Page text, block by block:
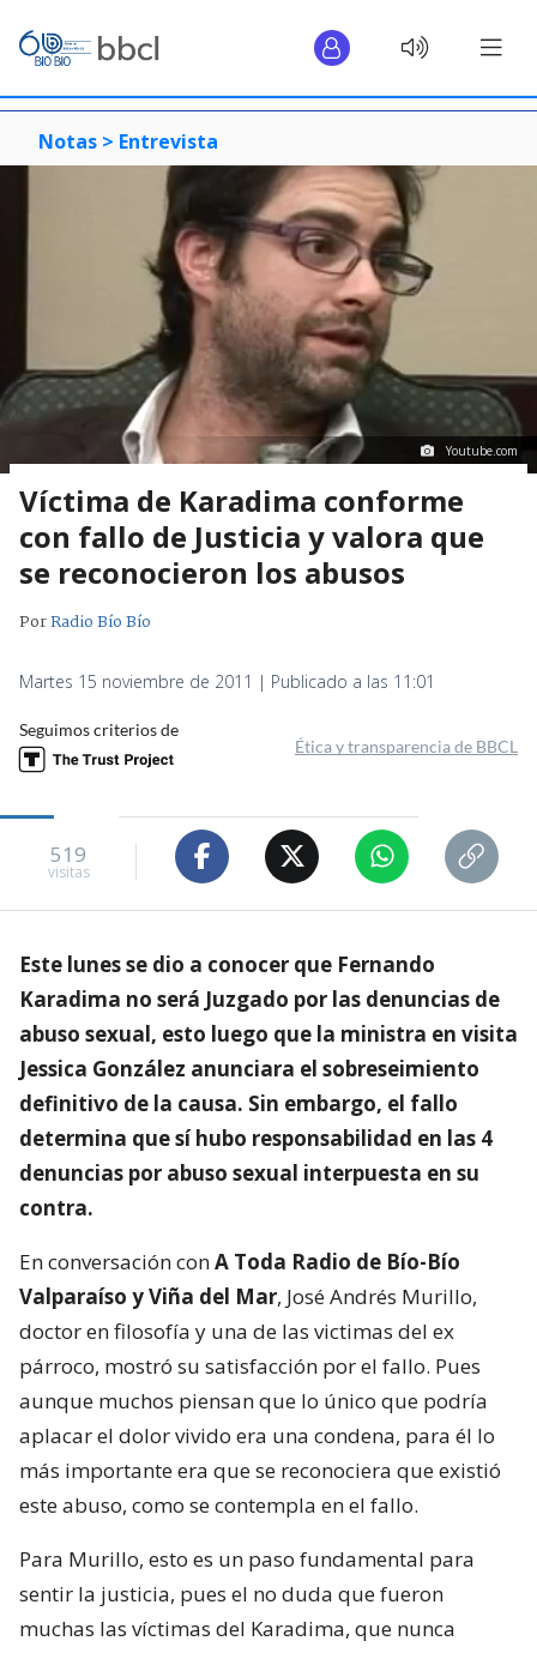
Notas > Entrevista
Youtube.com
Víctima de Karadima conforme
con fallo de Justicia y valora que
se reconocieron los abusos
PorRadio Bío Bío
Martes 15 noviembre de 2011 | Publicado a las 11:01
Seguimos criterios de
Ética y transparencia de BBCL
519
visitas
Este lunes se dio a conocer que Fernando
Karadima no será Juzgado por las denuncias de
abuso sexual, esto luego que la ministra en visita
Jessica González anunciara el sobreseimiento
definitivo de la causa. Sin embargo, el fallo
determina que sí hubo responsabilidad en las 4
denuncias por abuso sexual interpuesta en su
contra.
En conversación conA Toda Radio de Bío-Bío
Valparaíso y Viña del Mar, José Andrés Murillo,
doctor en filosofía y una de las victimas del ex
párroco, mostró su satisfacción por el fallo. Pues
aunque muchos piensan que lo único que podría
aplacar el dolor vivido era una condena, para él lo
más importante era que se reconociera que existió
este abuso, como se contempla en el fallo.
Para Murillo, esto es un paso fundamental para
sentir la justicia, pues el no duda que fueron
muchas las víctimas del Karadima, que nunca